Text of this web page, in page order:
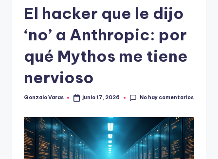
El hacker que le dijo
‘no’ a Anthropic: por
qué Mythos me tiene
nervioso
Publicado
Gonzalo Varas junio 17, 2026 No hay comentarios